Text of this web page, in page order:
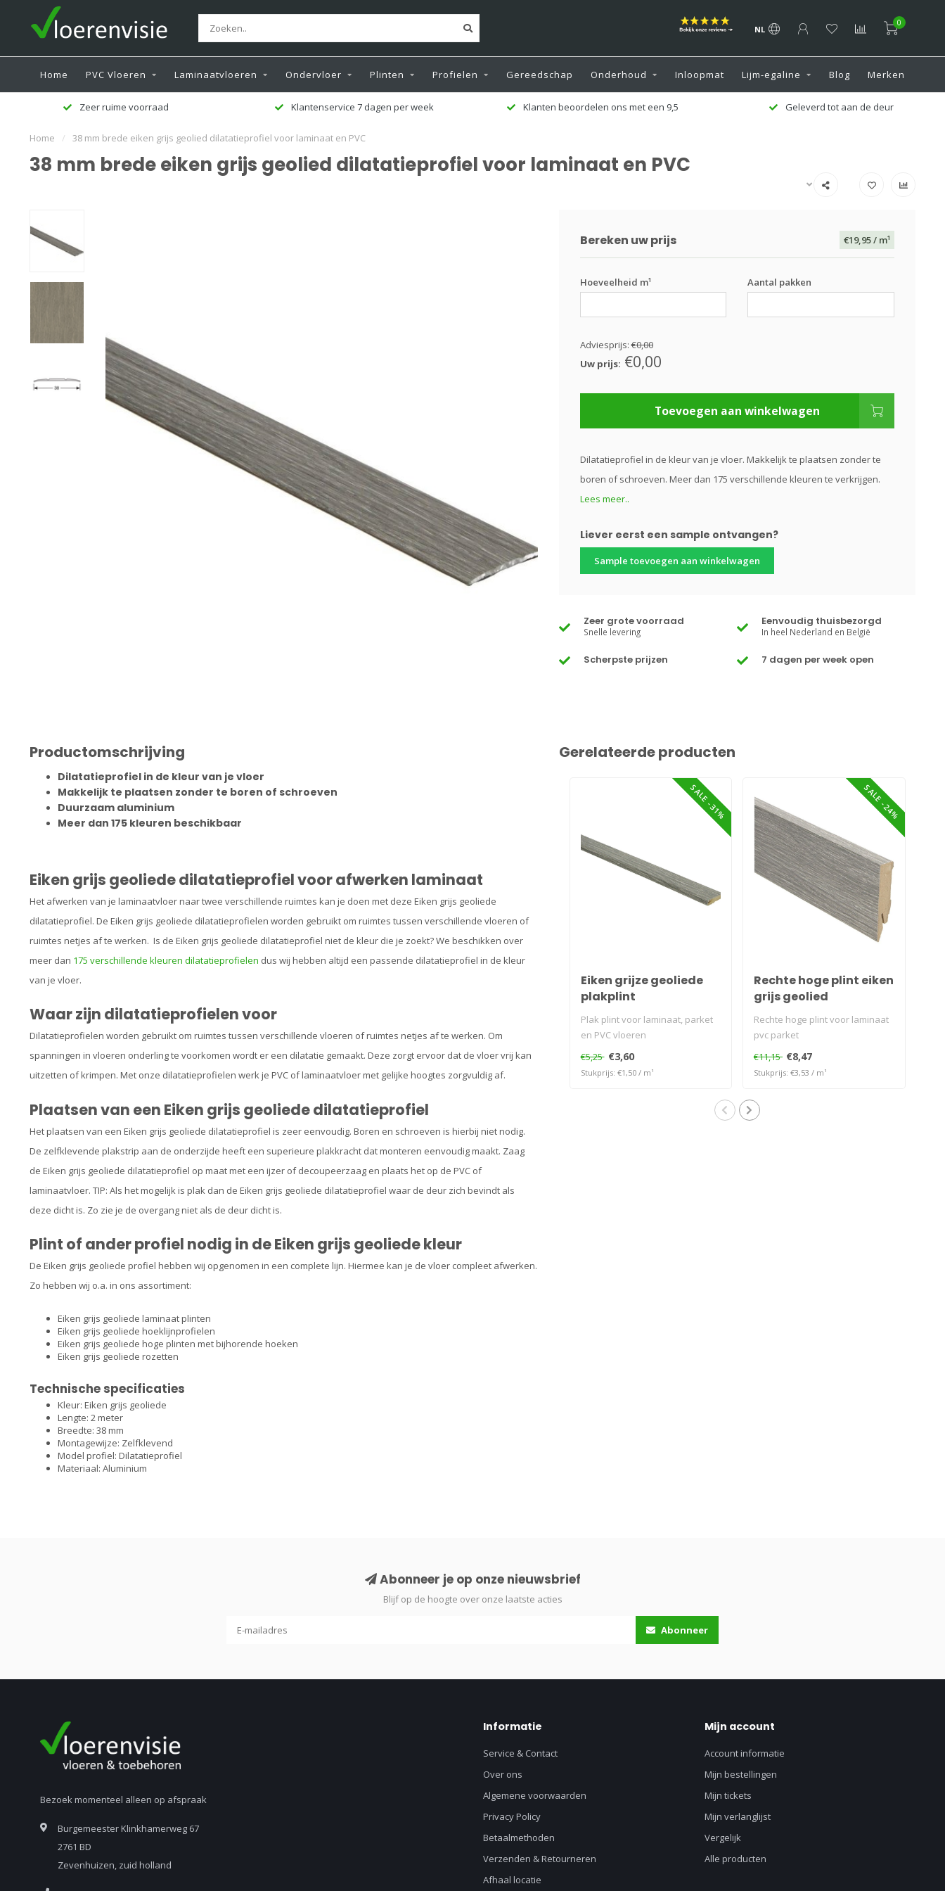
NL
0
Home PVC Vloeren Laminaatvloeren Ondervloer Plinten Profielen Gereedschap Onderhoud Inloopmat Lijm-egaline Blog Merken
Zeer ruime voorraad Klantenservice 7 dagen per week Klanten beoordelen ons met een 9,5 Geleverd tot aan de deur
Home / 38 mm brede eiken grijs geolied dilatatieprofiel voor laminaat en PVC
38 mm brede eiken grijs geolied dilatatieprofiel voor laminaat en PVC
Bereken uw prijs €19,95/ m¹
Hoeveelheid m¹ Aantal pakken
Adviesprijs:€0,00
Uw prijs: €0,00
Toevoegen aan winkelwagen
Dilatatieprofiel in de kleur van je vloer. Makkelijk te plaatsen zonder te
boren of schroeven. Meer dan 175 verschillende kleuren te verkrijgen.
Lees meer..
Liever eerst een sample ontvangen?
Sample toevoegen aan winkelwagen
Zeer grote voorraad
Snelle levering
Eenvoudig thuisbezorgd
In heel Nederland en België
Scherpste prijzen 7 dagen per week open
Productomschrijving
Dilatatieprofiel in de kleur van je vloer
Makkelijk te plaatsen zonder te boren of schroeven
Duurzaam aluminium
Meer dan 175 kleuren beschikbaar
Eiken grijs geoliede dilatatieprofiel voor afwerken laminaat
Het afwerken van je laminaatvloer naar twee verschillende ruimtes kan je doen met deze Eiken grijs geoliede
dilatatieprofiel. De Eiken grijs geoliede dilatatieprofielen worden gebruikt om ruimtes tussen verschillende vloeren of
ruimtes netjes af te werken. Is de Eiken grijs geoliede dilatatieprofiel niet de kleur die je zoekt? We beschikken over
meer dan 175 verschillende kleuren dilatatieprofielen dus wij hebben altijd een passende dilatatieprofiel in de kleur
van je vloer.
Waar zijn dilatatieprofielen voor
Dilatatieprofielen worden gebruikt om ruimtes tussen verschillende vloeren of ruimtes netjes af te werken. Om
spanningen in vloeren onderling te voorkomen wordt er een dilatatie gemaakt. Deze zorgt ervoor dat de vloer vrij kan
uitzetten of krimpen. Met onze dilatatieprofielen werk je PVC of laminaatvloer met gelijke hoogtes zorgvuldig af.
Plaatsen van een Eiken grijs geoliede dilatatieprofiel
Het plaatsen van een Eiken grijs geoliede dilatatieprofiel is zeer eenvoudig. Boren en schroeven is hierbij niet nodig.
De zelfklevende plakstrip aan de onderzijde heeft een superieure plakkracht dat monteren eenvoudig maakt. Zaag
de Eiken grijs geoliede dilatatieprofiel op maat met een ijzer of decoupeerzaag en plaats het op de PVC of
laminaatvloer. TIP: Als het mogelijk is plak dan de Eiken grijs geoliede dilatatieprofiel waar de deur zich bevindt als
deze dicht is. Zo zie je de overgang niet als de deur dicht is.
Plint of ander profiel nodig in de Eiken grijs geoliede kleur
De Eiken grijs geoliede profiel hebben wij opgenomen in een complete lijn. Hiermee kan je de vloer compleet afwerken.
Zo hebben wij o.a. in ons assortiment:
Eiken grijs geoliede laminaat plinten
Eiken grijs geoliede hoeklijnprofielen
Eiken grijs geoliede hoge plinten met bijhorende hoeken
Eiken grijs geoliede rozetten
Technische specificaties
Kleur: Eiken grijs geoliede
Lengte: 2 meter
Breedte: 38 mm
Montagewijze: Zelfklevend
Model profiel: Dilatatieprofiel
Materiaal: Aluminium
Gerelateerde producten
SALE -31%
Eiken grijze geoliede
plakplint
Plak plint voor laminaat, parket
en PVC vloeren
€5,25 €3,60
Stukprijs: €1,50 / m¹
SALE -24%
Rechte hoge plint eiken
grijs geolied
Rechte hoge plint voor laminaat
pvc parket
€11,15 €8,47
Stukprijs: €3,53 / m¹
Abonneer je op onze nieuwsbrief
Blijf op de hoogte over onze laatste acties
Abonneer
Bezoek momenteel alleen op afspraak
Burgemeester Klinkhamerweg 67
2761 BD
Zevenhuizen, zuid holland
Informatie
Service & Contact
Over ons
Algemene voorwaarden
Privacy Policy
Betaalmethoden
Verzenden & Retourneren
Afhaal locatie
Mijn account
Account informatie
Mijn bestellingen
Mijn tickets
Mijn verlanglijst
Vergelijk
Alle producten